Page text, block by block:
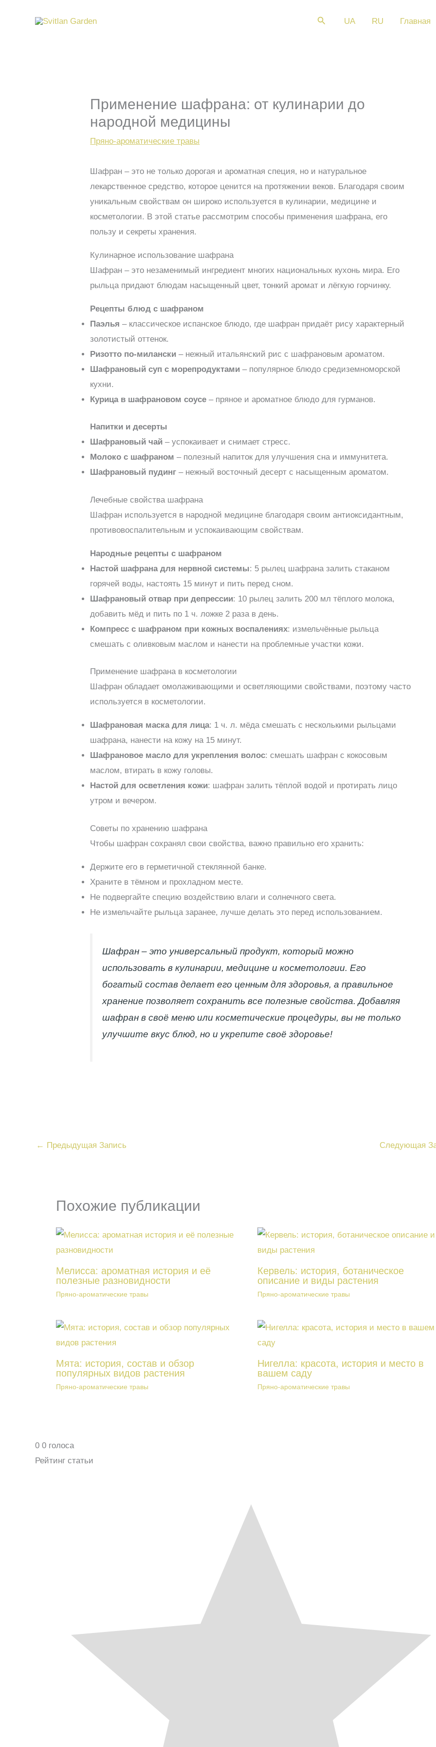
Поиск UA RU Главная
Применение шафрана: от кулинарии до
народной медицины
Пряно-ароматические травы
Шафран – это не только дорогая и ароматная специя, но и натуральное
лекарственное средство, которое ценится на протяжении веков. Благодаря своим
уникальным свойствам он широко используется в кулинарии, медицине и
косметологии. В этой статье рассмотрим способы применения шафрана, его
пользу и секреты хранения.
Кулинарное использование шафрана
Шафран – это незаменимый ингредиент многих национальных кухонь мира. Его
рыльца придают блюдам насыщенный цвет, тонкий аромат и лёгкую горчинку.
Рецепты блюд с шафраном
Паэлья – классическое испанское блюдо, где шафран придаёт рису характерный
золотистый оттенок.
Ризотто по-милански – нежный итальянский рис с шафрановым ароматом.
Шафрановый суп с морепродуктами – популярное блюдо средиземноморской
кухни.
Курица в шафрановом соусе – пряное и ароматное блюдо для гурманов.
Напитки и десерты
Шафрановый чай – успокаивает и снимает стресс.
Молоко с шафраном – полезный напиток для улучшения сна и иммунитета.
Шафрановый пудинг – нежный восточный десерт с насыщенным ароматом.
Лечебные свойства шафрана
Шафран используется в народной медицине благодаря своим антиоксидантным,
противовоспалительным и успокаивающим свойствам.
Народные рецепты с шафраном
Настой шафрана для нервной системы: 5 рылец шафрана залить стаканом
горячей воды, настоять 15 минут и пить перед сном.
Шафрановый отвар при депрессии: 10 рылец залить 200 мл тёплого молока,
добавить мёд и пить по 1 ч. ложке 2 раза в день.
Компресс с шафраном при кожных воспалениях: измельчённые рыльца
смешать с оливковым маслом и нанести на проблемные участки кожи.
Применение шафрана в косметологии
Шафран обладает омолаживающими и осветляющими свойствами, поэтому часто
используется в косметологии.
Шафрановая маска для лица: 1 ч. л. мёда смешать с несколькими рыльцами
шафрана, нанести на кожу на 15 минут.
Шафрановое масло для укрепления волос: смешать шафран с кокосовым
маслом, втирать в кожу головы.
Настой для осветления кожи: шафран залить тёплой водой и протирать лицо
утром и вечером.
Советы по хранению шафрана
Чтобы шафран сохранял свои свойства, важно правильно его хранить:
Держите его в герметичной стеклянной банке.
Храните в тёмном и прохладном месте.
Не подвергайте специю воздействию влаги и солнечного света.
Не измельчайте рыльца заранее, лучше делать это перед использованием.
Шафран – это универсальный продукт, который можно
использовать в кулинарии, медицине и косметологии. Его
богатый состав делает его ценным для здоровья, а правильное
хранение позволяет сохранить все полезные свойства. Добавляя
шафран в своё меню или косметические процедуры, вы не только
улучшите вкус блюд, но и укрепите своё здоровье!
← Предыдущая Запись Следующая
Похожие публикации
Мелисса: ароматная история и её
полезные разновидности
Пряно-ароматические травы
Кервель: история, ботаническое
описание и виды растения
Пряно-ароматические травы
Мята: история, состав и обзор
популярных видов растения
Пряно-ароматические травы
Нигелла: красота, история и место в
вашем саду
Пряно-ароматические травы
0 0 голоса
Рейтинг статьи